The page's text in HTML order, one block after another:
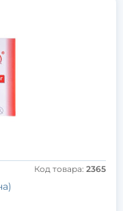
Код товара: 2365